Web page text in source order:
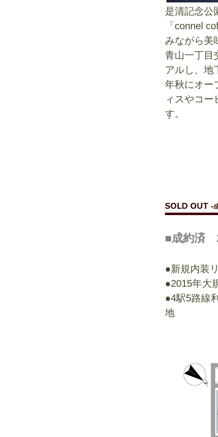
是清記念公
「connel
みながら美
青山一丁目
アルし、地
年秋にオー
ィスやコ
す。
■成約済
●新規内装
●2015年大
●4駅5路線
地